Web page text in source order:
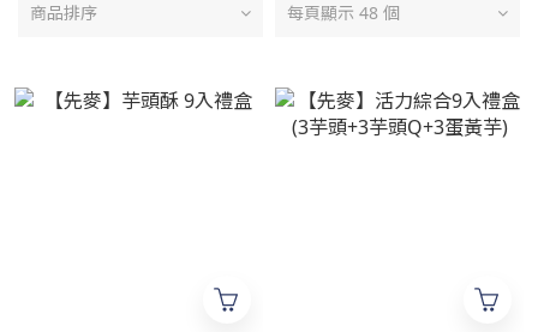
商品排序 每頁顯示 48 個